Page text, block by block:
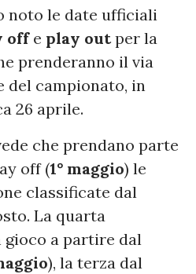
noto le date ufficiali
offe play outper la
prenderanno il via
del campionato, in
26 aprile.
che prendano parte
off (1° maggio) le
classificate dal
La quarta
a partire dal
), la terza dal